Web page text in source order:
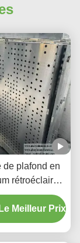
de plafond en
rétroéclairé
avec
intégré et
découpe laser
Meilleur Prix